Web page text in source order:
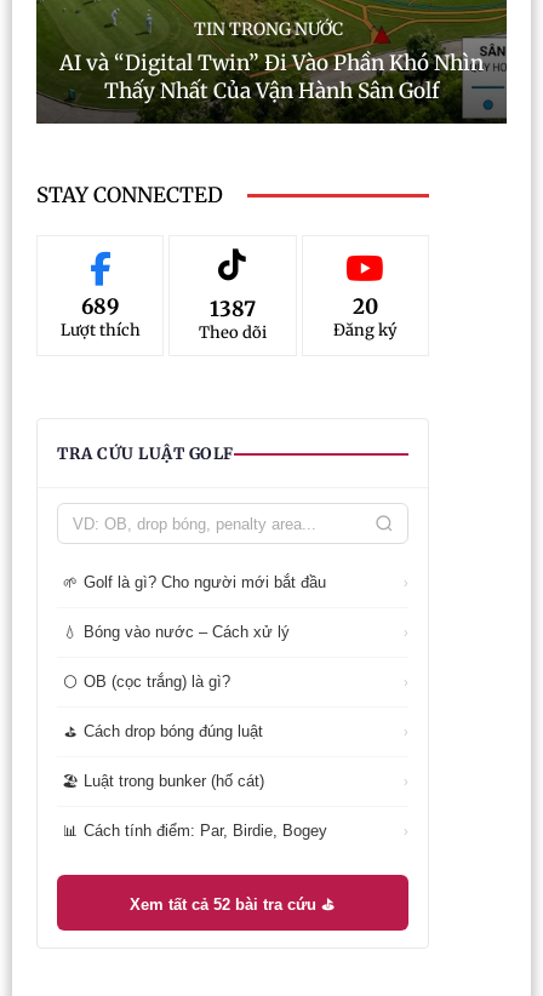
TIN TRONG NƯỚC
AI và “Digital Twin” Đi Vào Phần Khó Nhìn
Thấy Nhất Của Vận Hành Sân Golf
STAY CONNECTED
689
Lượt thích
1387
Theo dõi
20
Đăng ký
TRA CỨU LUẬT GOLF
🌱 Golf là gì? Cho người mới bắt đầu ›
💧 Bóng vào nước – Cách xử lý ›
⚪ OB (cọc trắng) là gì? ›
⛳ Cách drop bóng đúng luật ›
🏖️ Luật trong bunker (hố cát) ›
📊 Cách tính điểm: Par, Birdie, Bogey ›
Xem tất cả 52 bài tra cứu ⛳